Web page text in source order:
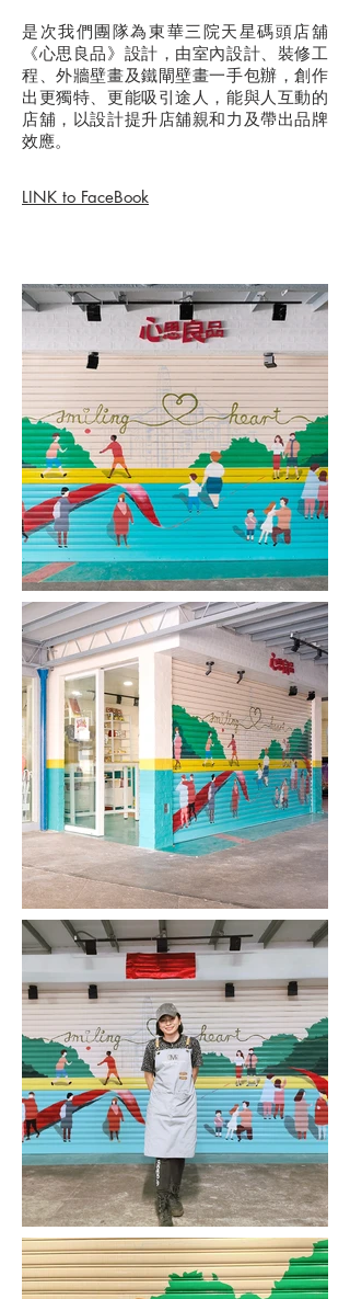
是次我們團隊為東華三院天星碼頭店舖
《心思良品》設計，由室內設計、裝修工
程、外牆壁畫及鐵閘壁畫一手包辦，創作
出更獨特、更能吸引途人，能與人互動的
店舖，以設計提升店舖親和力及帶出品牌
效應。
LINK to FaceBook